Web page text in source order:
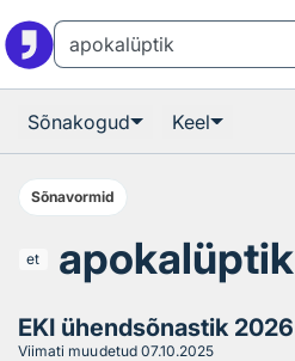
Sõnakogud Keel
Sõnavormid
et apokalüptik
EKI ühendsõnastik 2026
Viimati muudetud 07.10.2025